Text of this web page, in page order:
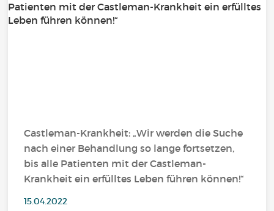
Castleman-Krankheit: „Wir werden die Suche
nach einer Behandlung so lange fortsetzen,
bis alle Patienten mit der Castleman-
Krankheit ein erfülltes Leben führen können!“
15.04.2022